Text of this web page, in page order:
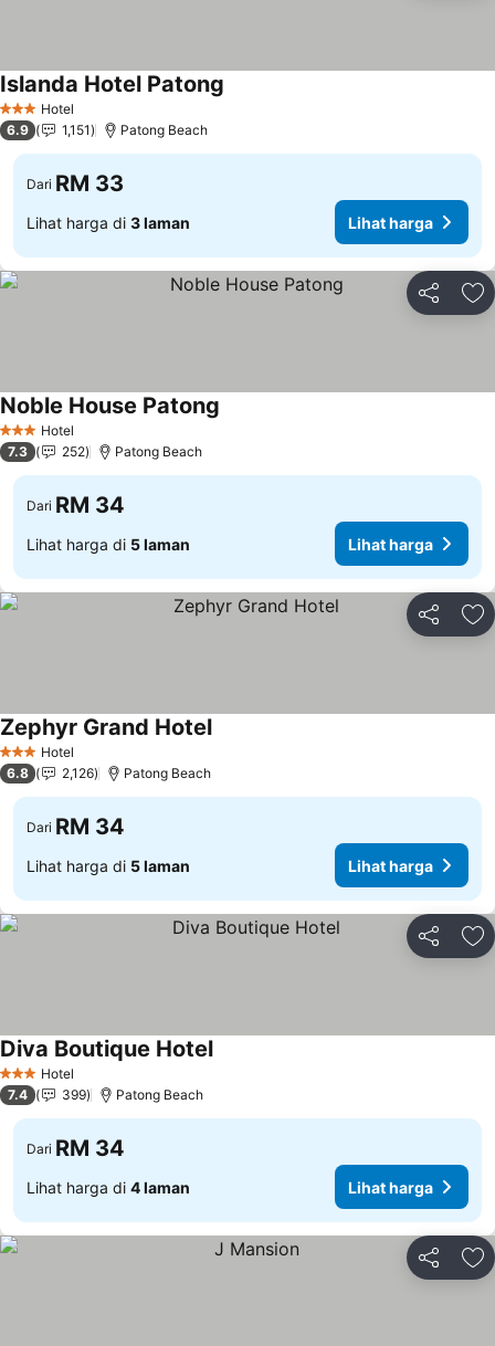
3 BintangHotel
Islanda Hotel Patong
6.9 1,151 Patong Beach
Dari RM 33
Lihat harga di 3 laman Lihat harga
Kongsi
3 BintangHotel
Noble House Patong
7.3 252 Patong Beach
Dari RM 34
Lihat harga di 5 laman Lihat harga
Kongsi
3 BintangHotel
Zephyr Grand HotelLihat harga
6.8 2,126 Patong Beach
Dari RM 34
Lihat harga di 5 laman Lihat harga
Kongsi
3 BintangHotel
Diva Boutique HotelLihat harga
7.4 399 Patong Beach
Dari RM 34
Lihat harga di 4 laman Lihat harga
Kongsi